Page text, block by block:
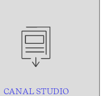
CANAL STUDIO